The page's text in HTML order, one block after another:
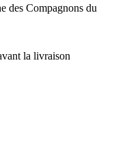
des Compagnons du
la livraison